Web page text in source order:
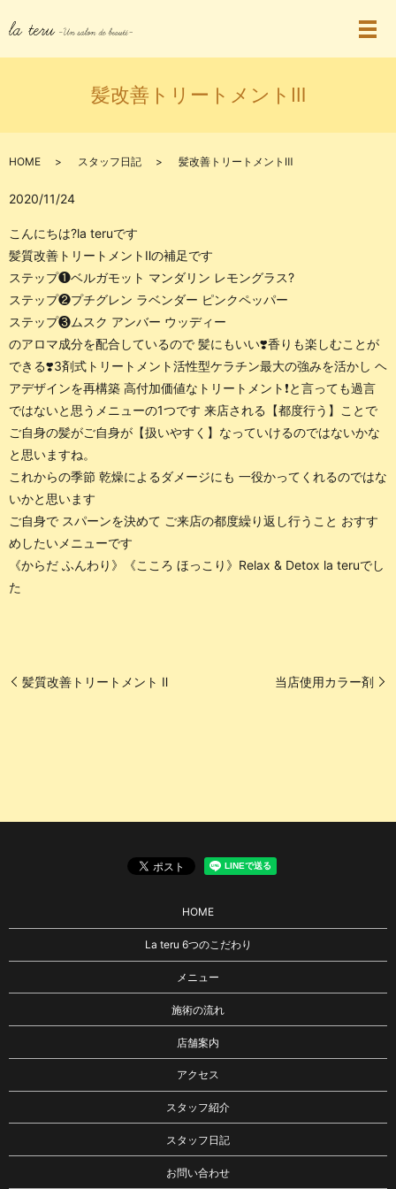
髪改善トリートメントⅢ
HOME スタッフ日記 髪改善トリートメントⅢ
2020/11/24
こんにちは?la teruです
髪質改善トリートメントⅡの補足です
ステップ❶ベルガモット マンダリン レモングラス?
ステップ❷プチグレン ラベンダー ピンクペッパー
ステップ❸ムスク アンバー ウッディー
のアロマ成分を配合しているので 髪にもいい❣️香りも楽しむことが
できる❣️3剤式トリートメント活性型ケラチン最大の強みを活かし ヘ
アデザインを再構築 高付加価値なトリートメント❗️と言っても過言
ではないと思うメニューの1つです 来店される【都度行う】ことで
ご自身の髪がご自身が【扱いやすく】なっていけるのではないかな
と思いますね。
これからの季節 乾燥によるダメージにも 一役かってくれるのではな
いかと思います
ご自身で スパーンを決めて ご来店の都度繰り返し行うこと おすす
めしたいメニューです
《からだ ふんわり》《こころ ほっこり》Relax & Detox la teruでし
た
髪質改善トリートメント Ⅱ 当店使用カラー剤
HOME
La teru 6つのこだわり
メニュー
施術の流れ
店舗案内
アクセス
スタッフ紹介
スタッフ日記
お問い合わせ